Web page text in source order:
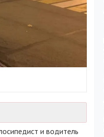
и водитель